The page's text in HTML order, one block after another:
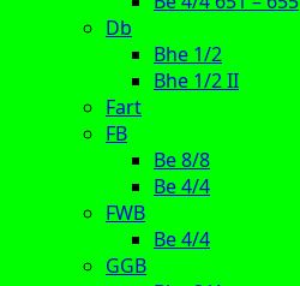
Db
Bhe 1/2
Bhe 1/2 II
Fart
FB
Be 8/8
Be 4/4
FWB
Be 4/4
GGB